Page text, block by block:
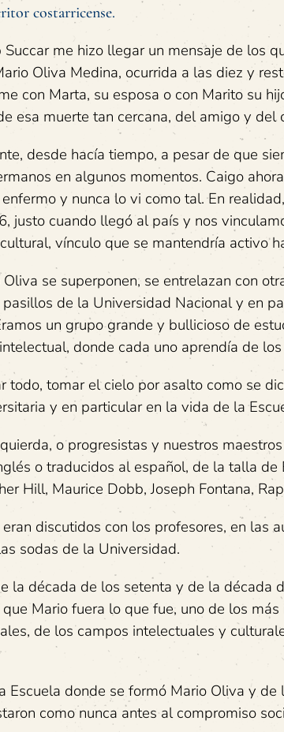
costarricense.
me hizo llegar un mensaje de los
Oliva Medina, ocurrida a las diez y
con Marta, su esposa o con Marito su
esa muerte tan cercana, del amigo y del
desde hacía tiempo, a pesar de que
en algunos momentos. Caigo
y nunca lo vi como tal. En
justo cuando llegó al país y nos
vínculo que se mantendría activo
se superponen, se entrelazan con
de la Universidad Nacional y en
un grupo grande y bullicioso de
donde cada uno aprendía de
todo, tomar el cielo por asalto como se
y en particular en la vida de la
o progresistas y nuestros
o traducidos al español, de la talla de
Hill, Maurice Dobb, Joseph Fontana,
discutidos con los profesores, en las
sodas de la Universidad.
la década de los setenta y de la década
Mario fuera lo que fue, uno de los
de los campos intelectuales y
Escuela donde se formó Mario Oliva y
como nunca antes al compromiso